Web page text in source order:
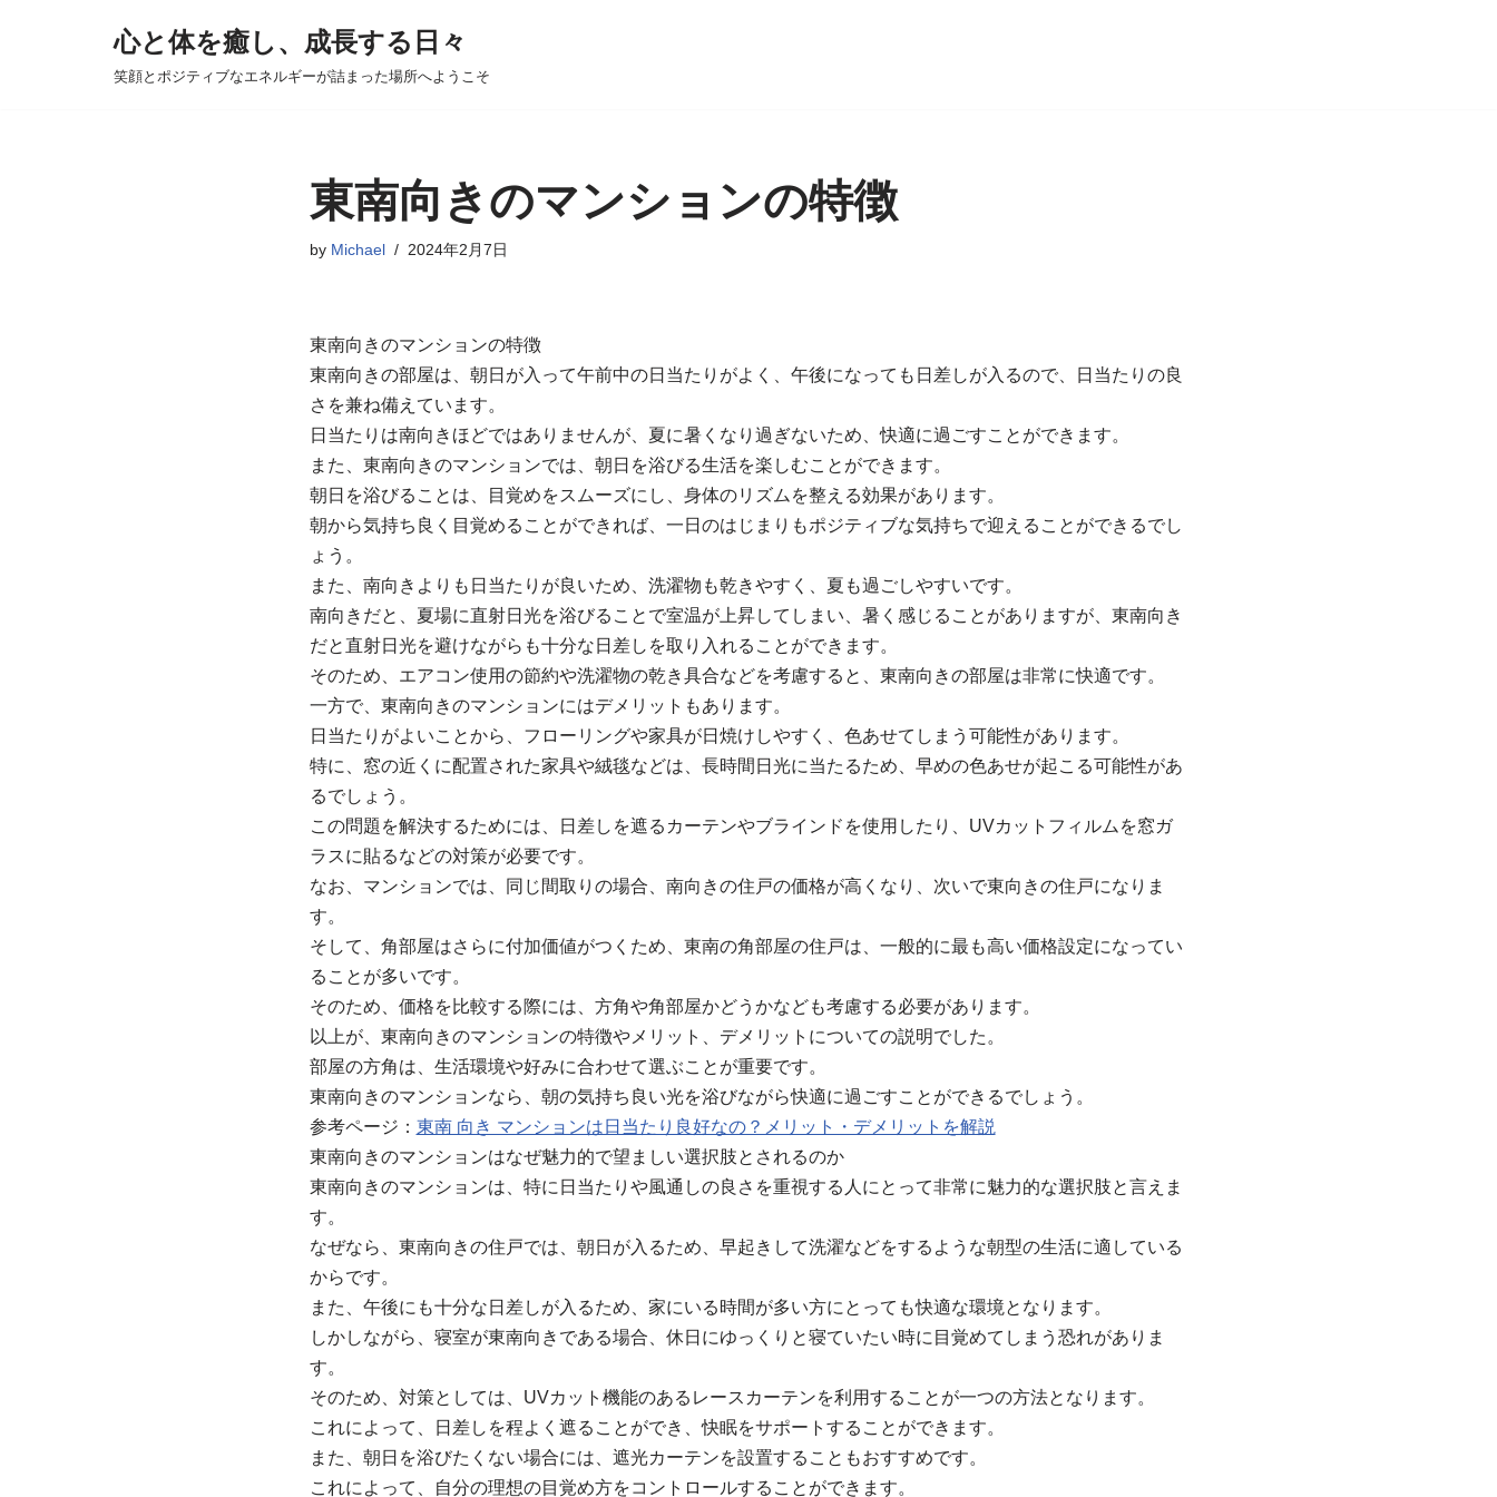
心と体を癒し、成長する日々
笑顔とポジティブなエネルギーが詰まった場所へようこそ
東南向きのマンションの特徴
by Michael 2024年2月7日
東南向きのマンションの特徴
東南向きの部屋は、朝日が入って午前中の日当たりがよく、午後になっても日差しが入るので、日当たりの良
さを兼ね備えています。
日当たりは南向きほどではありませんが、夏に暑くなり過ぎないため、快適に過ごすことができます。
また、東南向きのマンションでは、朝日を浴びる生活を楽しむことができます。
朝日を浴びることは、目覚めをスムーズにし、身体のリズムを整える効果があります。
朝から気持ち良く目覚めることができれば、一日のはじまりもポジティブな気持ちで迎えることができるでし
ょう。
また、南向きよりも日当たりが良いため、洗濯物も乾きやすく、夏も過ごしやすいです。
南向きだと、夏場に直射日光を浴びることで室温が上昇してしまい、暑く感じることがありますが、東南向き
だと直射日光を避けながらも十分な日差しを取り入れることができます。
そのため、エアコン使用の節約や洗濯物の乾き具合などを考慮すると、東南向きの部屋は非常に快適です。
一方で、東南向きのマンションにはデメリットもあります。
日当たりがよいことから、フローリングや家具が日焼けしやすく、色あせてしまう可能性があります。
特に、窓の近くに配置された家具や絨毯などは、長時間日光に当たるため、早めの色あせが起こる可能性があ
るでしょう。
この問題を解決するためには、日差しを遮るカーテンやブラインドを使用したり、UVカットフィルムを窓ガ
ラスに貼るなどの対策が必要です。
なお、マンションでは、同じ間取りの場合、南向きの住戸の価格が高くなり、次いで東向きの住戸になりま
す。
そして、角部屋はさらに付加価値がつくため、東南の角部屋の住戸は、一般的に最も高い価格設定になってい
ることが多いです。
そのため、価格を比較する際には、方角や角部屋かどうかなども考慮する必要があります。
以上が、東南向きのマンションの特徴やメリット、デメリットについての説明でした。
部屋の方角は、生活環境や好みに合わせて選ぶことが重要です。
東南向きのマンションなら、朝の気持ち良い光を浴びながら快適に過ごすことができるでしょう。
参考ページ： 東南 向き マンションは日当たり良好なの？メリット・デメリットを解説
東南向きのマンションはなぜ魅力的で望ましい選択肢とされるのか
東南向きのマンションは、特に日当たりや風通しの良さを重視する人にとって非常に魅力的な選択肢と言えま
す。
なぜなら、東南向きの住戸では、朝日が入るため、早起きして洗濯などをするような朝型の生活に適している
からです。
また、午後にも十分な日差しが入るため、家にいる時間が多い方にとっても快適な環境となります。
しかしながら、寝室が東南向きである場合、休日にゆっくりと寝ていたい時に目覚めてしまう恐れがありま
す。
そのため、対策としては、UVカット機能のあるレースカーテンを利用することが一つの方法となります。
これによって、日差しを程よく遮ることができ、快眠をサポートすることができます。
また、朝日を浴びたくない場合には、遮光カーテンを設置することもおすすめです。
これによって、自分の理想の目覚め方をコントロールすることができます。